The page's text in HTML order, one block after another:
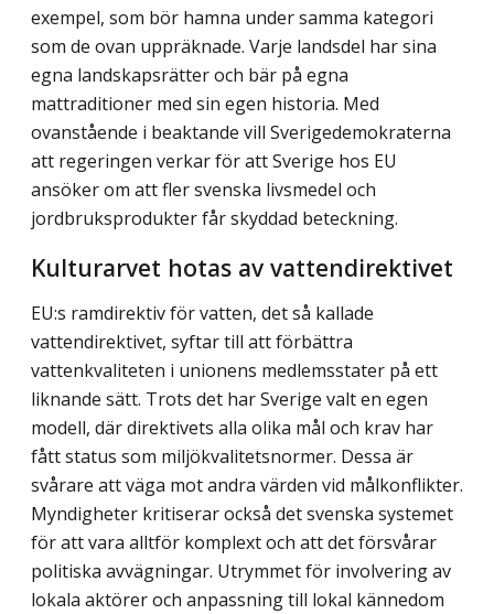
exempel, som bör hamna under samma kategori
som de ovan uppräknade. Varje landsdel har sina
egna landskapsrätter och bär på egna
mattraditioner med sin egen historia. Med
ovanstående i beaktande vill Sverigedemokraterna
att regeringen verkar för att Sverige hos EU
ansöker om att fler svenska livsmedel och
jordbruksprodukter får skyddad beteckning.
Kulturarvet hotas av vattendirektivet
EU:s ramdirektiv för vatten, det så kallade
vattendirektivet, syftar till att förbättra
vattenkvaliteten i unionens medlemsstater på ett
liknande sätt. Trots det har Sverige valt en egen
modell, där direktivets alla olika mål och krav har
fått status som miljö­kvalitetsnormer. Dessa är
svårare att väga mot andra värden vid målkonflikter.
Myndigheter kritiserar också det svenska systemet
för att vara alltför komplext och att det försvårar
politiska avvägningar. Utrymmet för involvering av
lokala aktörer och anpassning till lokal kännedom